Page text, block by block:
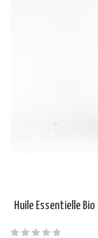
Huile Essentielle Bio